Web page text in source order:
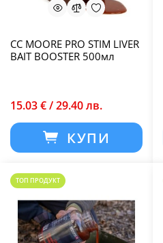
CC MOORE PRO STIM LIVER
BAIT BOOSTER 500мл
15.03 € / 29.40 лв.
КУПИ
ТОП ПРОДУКТ